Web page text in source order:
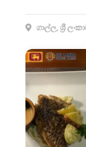
ගාල්ල, ශ්‍රී